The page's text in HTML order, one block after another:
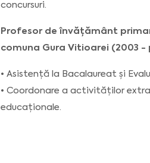
concursuri.
Profesor de învățământ
comuna Gura Vitioarei (2003 -
• Asistență la Bacalaureat și
• Coordonare a activităților
educaționale.